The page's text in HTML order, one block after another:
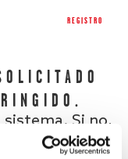
REGISTRO
sistema. Si no,